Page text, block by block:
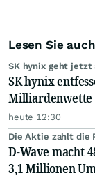
Lesen Sie auch
SK hynix geht jetzt
SK hynix
Milliardenwette
heute 12:30
Die Aktie zahlt die
D-Wave macht
3,1 Millionen